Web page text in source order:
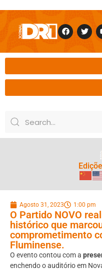
Agosto 31, 2023 1:00 pm
O Partido NOVO
histórico que
comprometimento
Fluminense.
O evento contou com a
enchendo o auditório em